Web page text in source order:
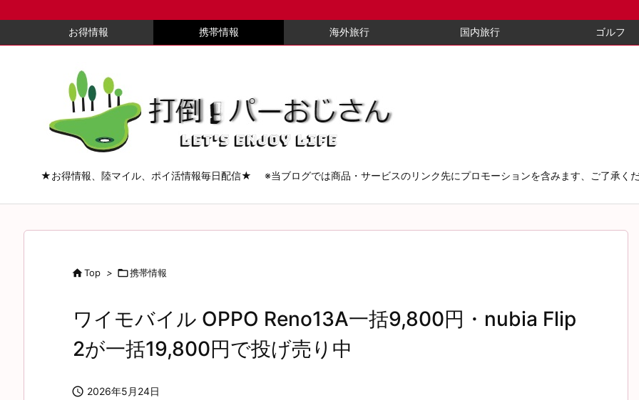
お得情報 携帯情報 海外旅行 国内旅行 ゴルフ
★お得情報、陸マイル、ポイ活情報毎日配信★ ※当ブログでは商品・サービスのリンク先にプロモーションを含みます、ご了承く
Top > 携帯情報
ワイモバイル OPPO Reno13A一括9,800円・nubia Flip
2が一括19,800円で投げ売り中
 2026年5月24日